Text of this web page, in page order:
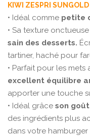
KIWI ZESPRI SUNGOLD
• Idéal comme petite
• Sa texture
sain des desserts.
tartiner, haché pour
• Parfait pour les
excellent équilibre
apporter une touche
• Idéal grâce son
des ingrédients plus
dans votre